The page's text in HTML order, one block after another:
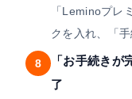
「Leminoプレ
クを入れ、「
8
「お手続き
了